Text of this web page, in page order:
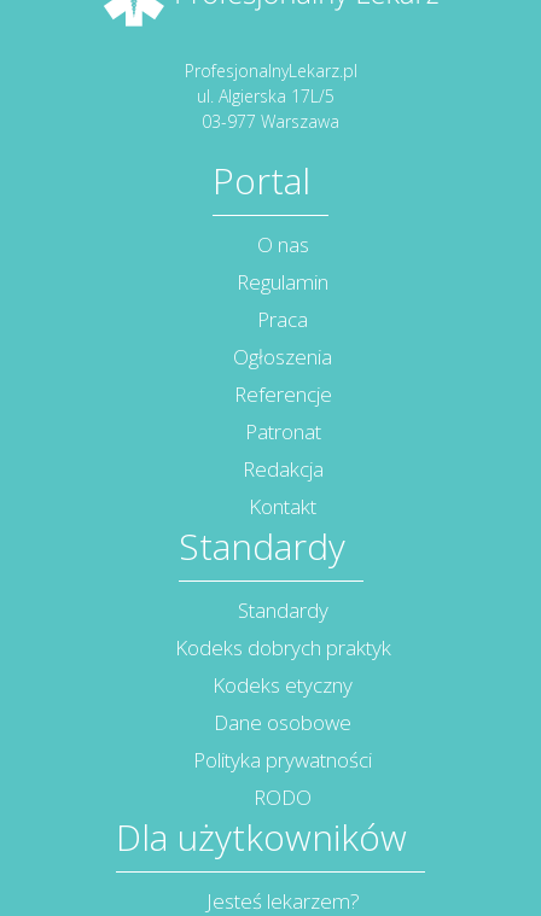
ProfesjonalnyLekarz.pl
ul. Algierska 17L/5
03-977 Warszawa
Portal
O nas
Regulamin
Praca
Ogłoszenia
Referencje
Patronat
Redakcja
Kontakt
Standardy
Standardy
Kodeks dobrych praktyk
Kodeks etyczny
Dane osobowe
Polityka prywatności
RODO
Dla użytkowników
Jesteś lekarzem?